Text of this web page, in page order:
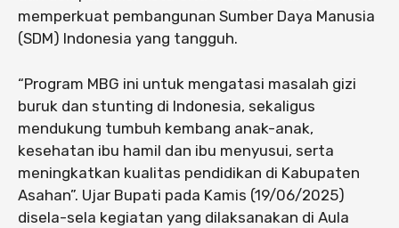
memperkuat pembangunan Sumber Daya Manusia
(SDM) Indonesia yang tangguh.
“Program MBG ini untuk mengatasi masalah gizi
buruk dan stunting di Indonesia, sekaligus
mendukung tumbuh kembang anak-anak,
kesehatan ibu hamil dan ibu menyusui, serta
meningkatkan kualitas pendidikan di Kabupaten
Asahan”. Ujar Bupati pada Kamis (19/06/2025)
disela-sela kegiatan yang dilaksanakan di Aula